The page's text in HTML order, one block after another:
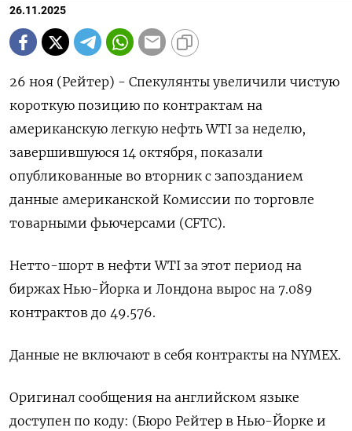
26.11.2025
26 ноя (Рейтер) - Спекулянты увеличили чистую
короткую позицию по контрактам на
американскую легкую нефть WTI за неделю,
завершившуюся 14 октября, показали
опубликованные во вторник с запозданием
данные американской Комиссии по торговле
товарными фьючерсами (CFTC).
Нетто-шорт в нефти WTI за этот период на
биржах Нью-Йорка и Лондона вырос на 7.089
контрактов до 49.576.
Данные не включают в себя контракты на NYMEX.
Оригинал сообщения на английском языке
доступен по коду: (Бюро Рейтер в Нью-Йорке и